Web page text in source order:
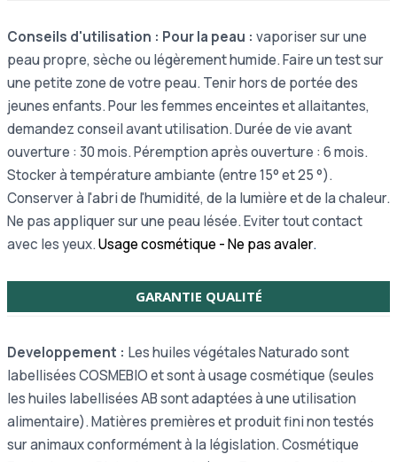
Conseils d'utilisation : Pour la peau : vaporiser sur une
peau propre, sèche ou légèrement humide. Faire un test sur
une petite zone de votre peau. Tenir hors de portée des
jeunes enfants. Pour les femmes enceintes et allaitantes,
demandez conseil avant utilisation. Durée de vie avant
ouverture : 30 mois. Péremption après ouverture : 6 mois.
Stocker à température ambiante (entre 15° et 25 °).
Conserver à l'abri de l'humidité, de la lumière et de la chaleur.
Ne pas appliquer sur une peau lésée. Eviter tout contact
avec les yeux.Usage cosmétique - Ne pas avaler.
GARANTIE QUALITÉ
Developpement : Les huiles végétales Naturado sont
labellisées COSMEBIO et sont à usage cosmétique (seules
les huiles labellisées AB sont adaptées à une utilisation
alimentaire). Matières premières et produit fini non testés
sur animaux conformément à la législation. Cosmétique